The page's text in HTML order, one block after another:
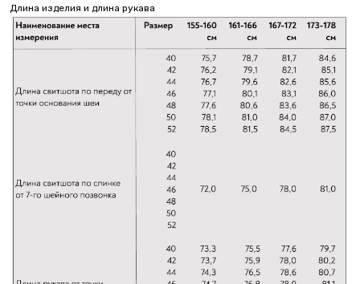
Длина изделия и длина рукава